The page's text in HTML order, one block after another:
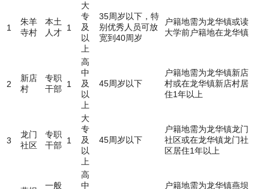
1
朱羊
寺村
本土
人才 1
大
专
及
以
上
35周岁以下，特
别优秀人员可放
宽到40周岁
户籍地需为龙华镇或读
大学前户籍地在龙华镇
2
新店
村
专职
干部 1
高
中
及
以
上
45周岁以下
户籍地需为龙华镇新店
村或在龙华镇新店村居
住1年以上
3
龙门
社区
专职
干部 1
大
专
及
以
上
45周岁以下
户籍地需为龙华镇龙门
社区或在龙华镇龙门社
区居住1年以上
一般
高
中
户籍地需为龙华镇燕坝